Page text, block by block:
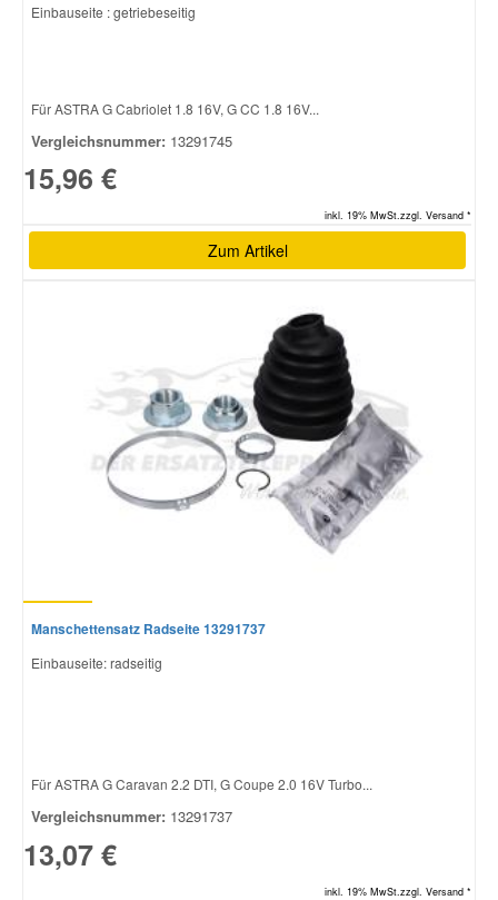
Einbauseite : getriebeseitig
Für ASTRA G Cabriolet 1.8 16V, G CC 1.8 16V...
Vergleichsnummer: 13291745
15,96 €
inkl. 19% MwSt.zzgl. Versand *
Zum Artikel
Manschettensatz Radseite 13291737
Einbauseite: radseitig
Für ASTRA G Caravan 2.2 DTI, G Coupe 2.0 16V Turbo...
Vergleichsnummer: 13291737
13,07 €
inkl. 19% MwSt.zzgl. Versand *